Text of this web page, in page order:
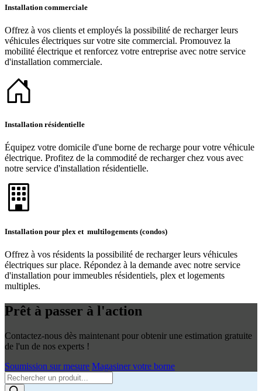
Installation commerciale
Offrez à vos clients et employés la possibilité de recharger leurs
véhicules électriques sur votre site commercial. Promouvez la
mobilité électrique et renforcez votre entreprise avec notre service
d'installation commerciale.
Installation résidentielle
Équipez votre domicile d'une borne de recharge pour votre véhicule
électrique. Profitez de la commodité de recharger chez vous avec
notre service d'installation résidentielle.
Installation pour plex et multilogements (condos)
Offrez à vos résidents la possibilité de recharger leurs véhicules
électriques sur place. Répondez à la demande avec notre service
d'installation pour immeubles résidentiels, plex et logements
multiples.
Prêt à passer à l'action
Contactez-nous dès maintenant pour obtenir une estimation gratuite
de l'un de nos experts !
Soumission sur mesure Magasiner votre borne
Products
search